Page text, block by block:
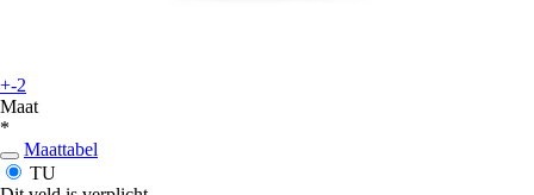
+-2
Maat
*
Maattabel
TU